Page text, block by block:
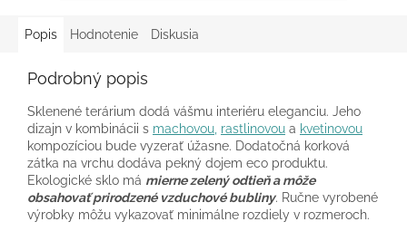
Popis Hodnotenie Diskusia
Podrobný popis
Sklenené terárium dodá vášmu interiéru eleganciu. Jeho
dizajn v kombinácii s machovou, rastlinovou a kvetinovou
kompozíciou bude vyzerať úžasne. Dodatočná korková
zátka na vrchu dodáva pekný dojem eco produktu.
Ekologické sklo má mierne zelený odtieň a môže
obsahovať prirodzené vzduchové bubliny. Ručne vyrobené
výrobky môžu vykazovať minimálne rozdiely v rozmeroch.